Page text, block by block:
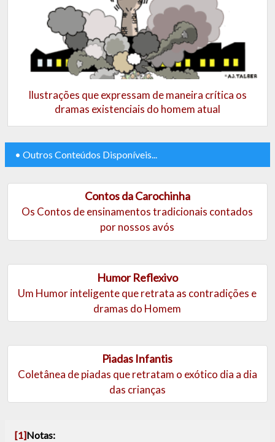
Ilustrações que expressam de maneira crítica os
dramas existenciais do homem atual
• Outros Conteúdos Disponíveis...
Contos da Carochinha
Os Contos de ensinamentos tradicionais contados
por nossos avós
Humor Reflexivo
Um Humor inteligente que retrata as contradições e
dramas do Homem
Piadas Infantis
Coletânea de piadas que retratam o exótico dia a dia
das crianças
[1]Notas: